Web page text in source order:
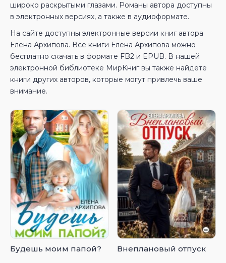
широко раскрытыми глазами. Романы автора доступны
в электронных версиях, а также в аудиоформате.
На сайте доступны электронные версии книг автора
Елена Архипова. Все книги Елена Архипова можно
бесплатно скачать в формате FB2 и EPUB. В нашей
электронной библиотеке МирКниг вы также найдете
книги других авторов, которые могут привлечь ваше
внимание.
Будешь моим папой? Внеплановый отпуск